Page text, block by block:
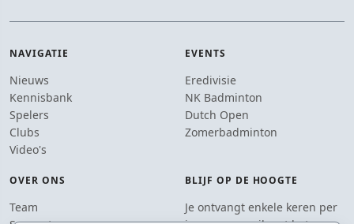
NAVIGATIE
Nieuws
Kennisbank
Spelers
Clubs
Video's
EVENTS
Eredivisie
NK Badminton
Dutch Open
Zomerbadminton
OVER ONS
Team
BLIJF OP DE HOOGTE
Je ontvangt enkele keren per